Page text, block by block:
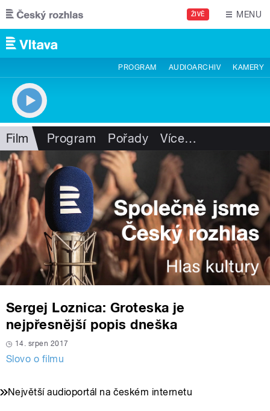
Přejít k hlavnímu obsahu
ŽIVĚ MENU
PROGRAM AUDIOARCHIV KAMERY
Film Program Pořady Více…
Sergej Loznica: Groteska je
nejpřesnější popis dneška
14. srpen 2017
Slovo o filmu
Největší audioportál na českém internetu